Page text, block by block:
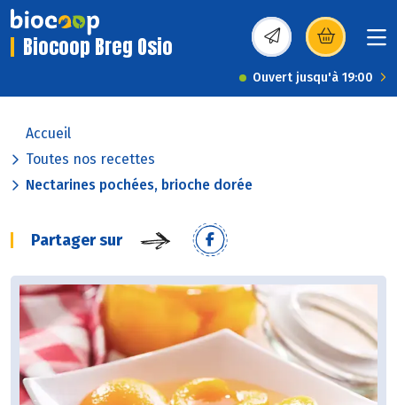
Biocoop Breg Osio (s’ouvre dans une
Ouvert jusqu'à 19:00
Accueil
Toutes nos recettes
Nectarines pochées, brioche dorée
Partager sur